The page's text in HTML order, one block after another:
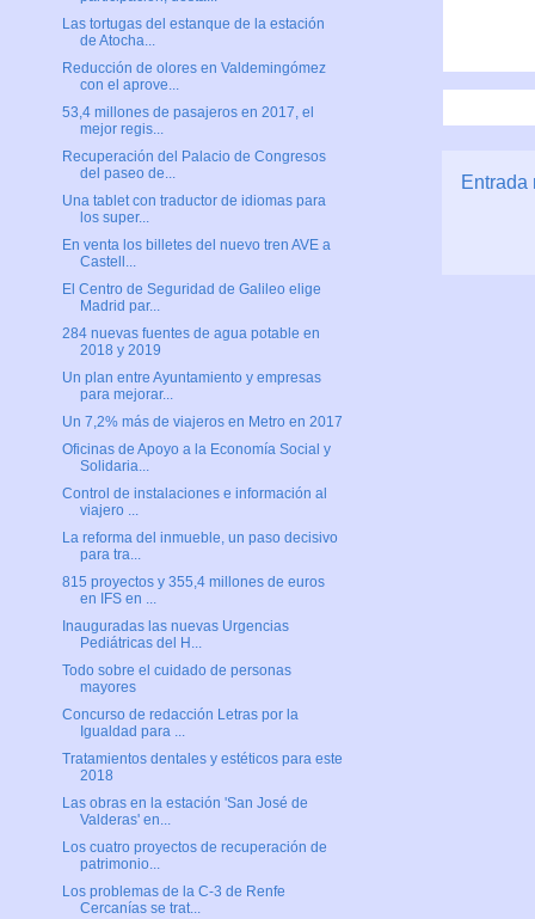
Entrada
Las tortugas del estanque de la estación
de Atocha...
Reducción de olores en Valdemingómez
con el aprove...
53,4 millones de pasajeros en 2017, el
mejor regis...
Recuperación del Palacio de Congresos
del paseo de...
Una tablet con traductor de idiomas para
los super...
En venta los billetes del nuevo tren AVE a
Castell...
El Centro de Seguridad de Galileo elige
Madrid par...
284 nuevas fuentes de agua potable en
2018 y 2019
Un plan entre Ayuntamiento y empresas
para mejorar...
Un 7,2% más de viajeros en Metro en 2017
Oficinas de Apoyo a la Economía Social y
Solidaria...
Control de instalaciones e información al
viajero ...
La reforma del inmueble, un paso decisivo
para tra...
815 proyectos y 355,4 millones de euros
en IFS en ...
Inauguradas las nuevas Urgencias
Pediátricas del H...
Todo sobre el cuidado de personas
mayores
Concurso de redacción Letras por la
Igualdad para ...
Tratamientos dentales y estéticos para este
2018
Las obras en la estación 'San José de
Valderas' en...
Los cuatro proyectos de recuperación de
patrimonio...
Los problemas de la C-3 de Renfe
Cercanías se trat...